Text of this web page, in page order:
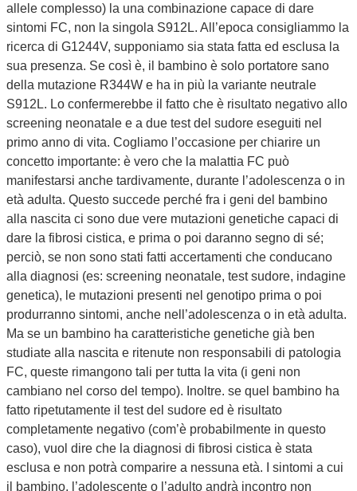
allele complesso) la una combinazione capace di dare
sintomi FC, non la singola S912L. All’epoca consigliammo la
ricerca di G1244V, supponiamo sia stata fatta ed esclusa la
sua presenza. Se così è, il bambino è solo portatore sano
della mutazione R344W e ha in più la variante neutrale
S912L. Lo confermerebbe il fatto che è risultato negativo allo
screening neonatale e a due test del sudore eseguiti nel
primo anno di vita. Cogliamo l’occasione per chiarire un
concetto importante: è vero che la malattia FC può
manifestarsi anche tardivamente, durante l’adolescenza o in
età adulta. Questo succede perché fra i geni del bambino
alla nascita ci sono due vere mutazioni genetiche capaci di
dare la fibrosi cistica, e prima o poi daranno segno di sé;
perciò, se non sono stati fatti accertamenti che conducano
alla diagnosi (es: screening neonatale, test sudore, indagine
genetica), le mutazioni presenti nel genotipo prima o poi
produrranno sintomi, anche nell’adolescenza o in età adulta.
Ma se un bambino ha caratteristiche genetiche già ben
studiate alla nascita e ritenute non responsabili di patologia
FC, queste rimangono tali per tutta la vita (i geni non
cambiano nel corso del tempo). Inoltre. se quel bambino ha
fatto ripetutamente il test del sudore ed è risultato
completamente negativo (com’è probabilmente in questo
caso), vuol dire che la diagnosi di fibrosi cistica è stata
esclusa e non potrà comparire a nessuna età. I sintomi a cui
il bambino, l’adolescente o l’adulto andrà incontro non